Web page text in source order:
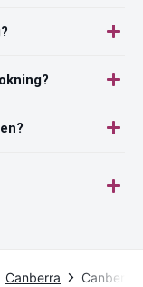
Canberra Canberra